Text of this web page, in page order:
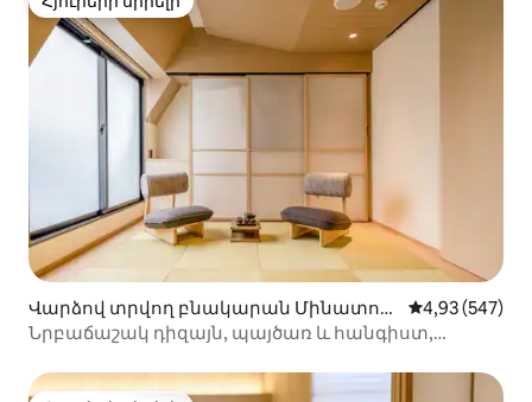
Հյուրերի սիրելի
Վարձով տրվող բնակարան Մինատո-ո
ւմ
Միջին
4,93 (547)
Նրբաճաշակ դիզայն, պայծառ և հանգիստ,